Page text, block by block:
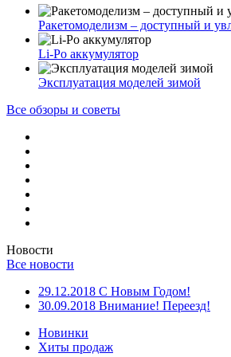
Ракетомоделизм – доступный и
Li-Po аккумулятор
Эксплуатация моделей зимой
Все обзоры и советы
Новости
Все новости
29.12.2018 С Новым Годом!
30.09.2018 Внимание! Переезд!
Новинки
Хиты продаж